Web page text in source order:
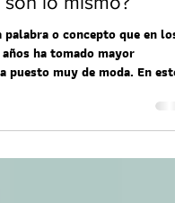
o Atención
y
lo mismo?
ha tomado mayor
puesto muy de moda. En